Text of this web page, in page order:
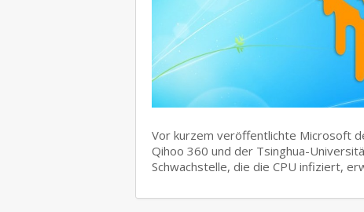
Vor kurzem veröffentlichte Microsoft
Qihoo 360 und der Tsinghua-
Schwachstelle, die die CPU infiziert,